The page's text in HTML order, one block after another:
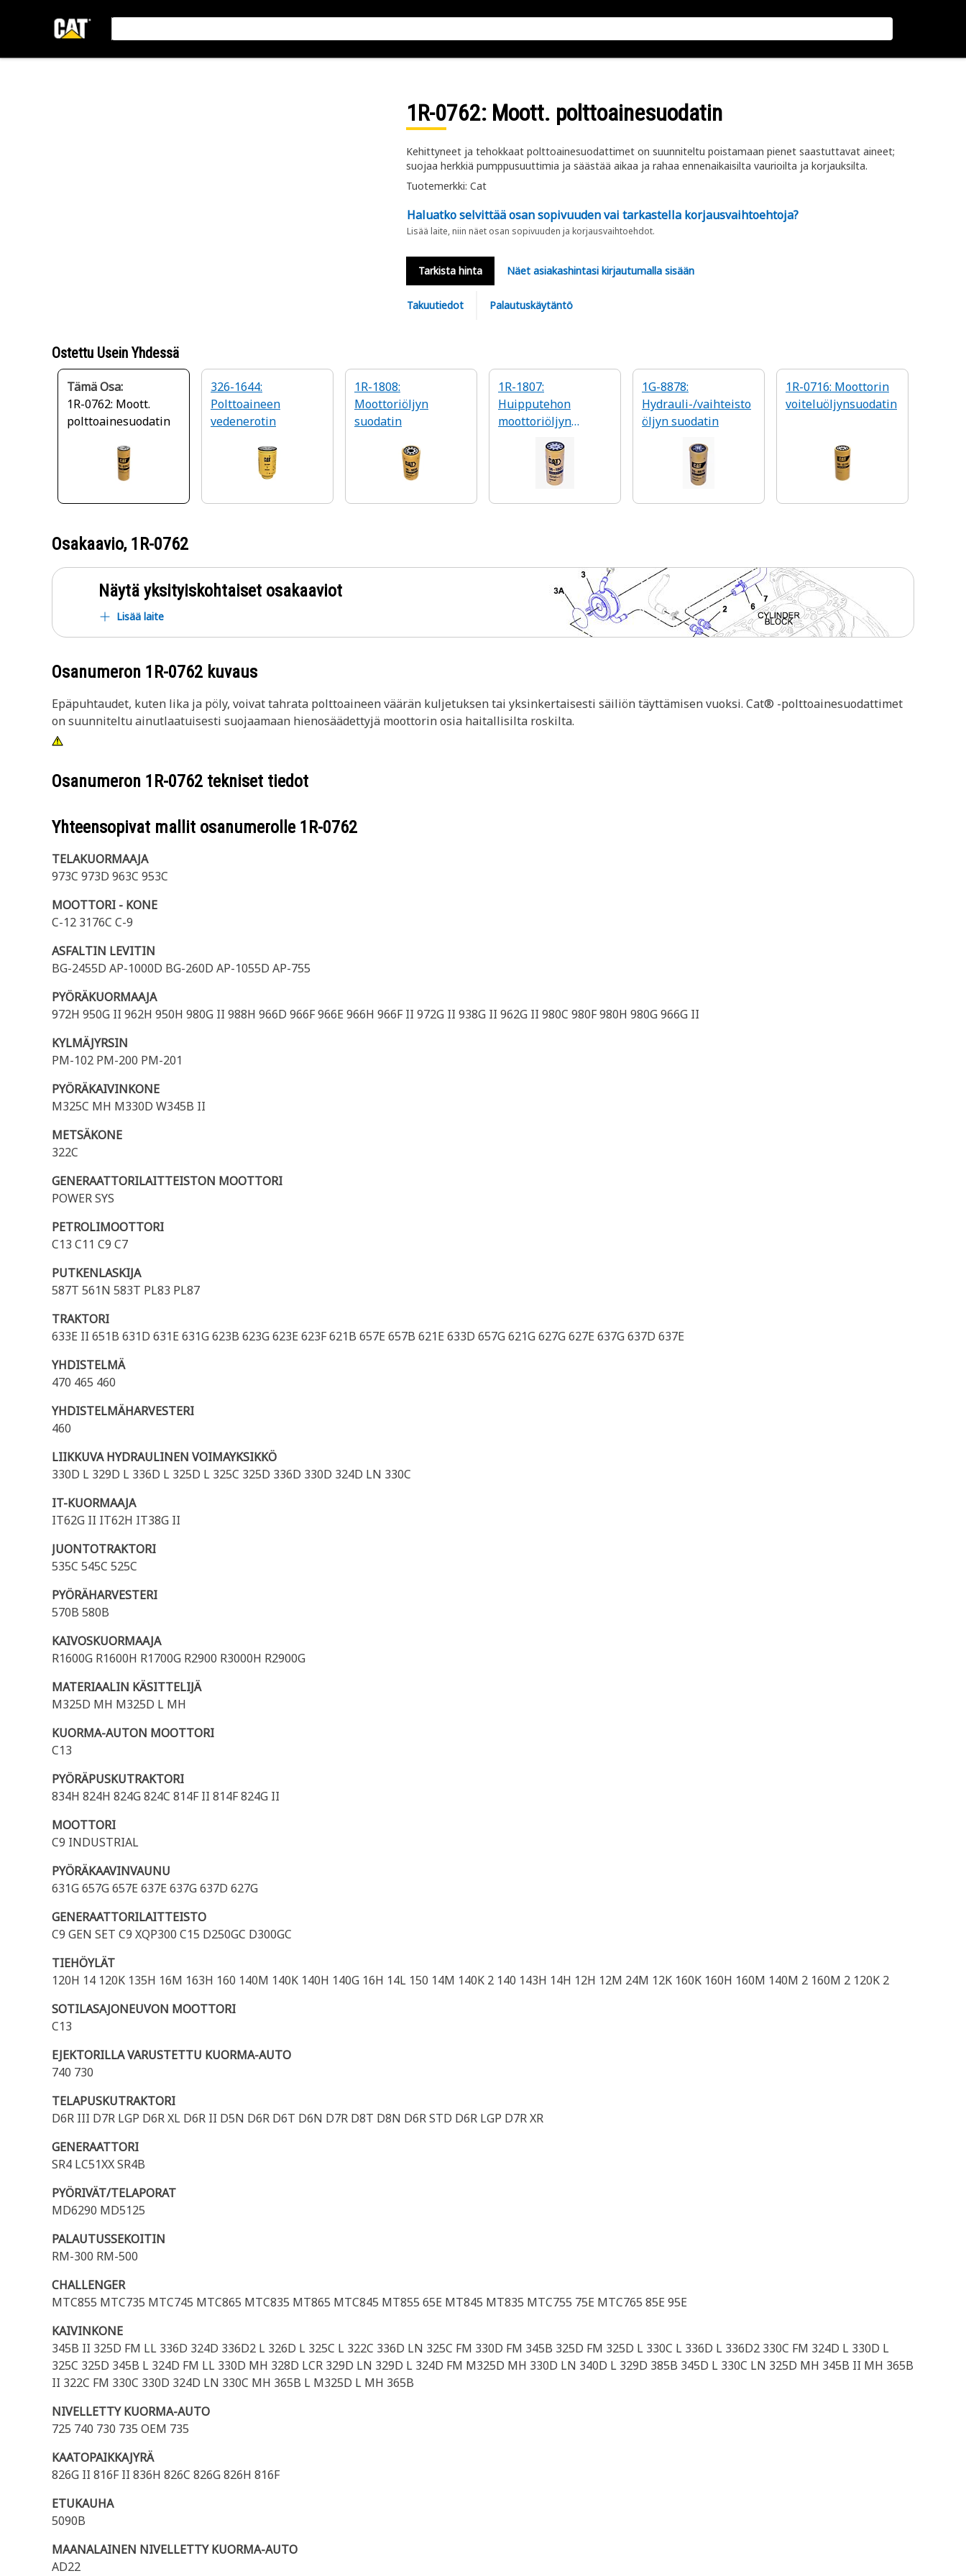
1R-0762: Moott. polttoainesuodatin
Kehittyneet ja tehokkaat polttoainesuodattimet on suunniteltu poistamaan pienet saastuttavat aineet;
suojaa herkkiä pumppusuuttimia ja säästää aikaa ja rahaa ennenaikaisilta vaurioilta ja korjauksilta.
Tuotemerkki: Cat
Haluatko selvittää osan sopivuuden vai tarkastella korjausvaihtoehtoja?
Lisää laite, niin näet osan sopivuuden ja korjausvaihtoehdot.
Tarkista hinta Näet asiakashintasi kirjautumalla sisään
Takuutiedot Palautuskäytäntö
Ostettu Usein Yhdessä
Tämä Osa:
1R-0762: Moott.
polttoainesuodatin
326-1644:
Polttoaineen
vedenerotin
1R-1808:
Moottoriöljyn
suodatin
1R-1807:
Huipputehon
moottoriöljyn
1G-8878:
Hydrauli-/vaihteisto
öljyn suodatin
1R-0716: Moottorin
voiteluöljynsuodatin
Osakaavio, 1R-0762
Näytä yksityiskohtaiset osakaaviot
Lisää laite
Osanumeron 1R-0762 kuvaus
Epäpuhtaudet, kuten lika ja pöly, voivat tahrata polttoaineen väärän kuljetuksen tai yksinkertaisesti säiliön täyttämisen vuoksi. Cat® -polttoainesuodattimet
on suunniteltu ainutlaatuisesti suojaamaan hienosäädettyjä moottorin osia haitallisilta roskilta.
Osanumeron 1R-0762 tekniset tiedot
Yhteensopivat mallit osanumerolle 1R-0762
TELAKUORMAAJA
973C 973D 963C 953C
MOOTTORI - KONE
C-12 3176C C-9
ASFALTIN LEVITIN
BG-2455D AP-1000D BG-260D AP-1055D AP-755
PYÖRÄKUORMAAJA
972H 950G II 962H 950H 980G II 988H 966D 966F 966E 966H 966F II 972G II 938G II 962G II 980C 980F 980H 980G 966G II
KYLMÄJYRSIN
PM-102 PM-200 PM-201
PYÖRÄKAIVINKONE
M325C MH M330D W345B II
METSÄKONE
322C
GENERAATTORILAITTEISTON MOOTTORI
POWER SYS
PETROLIMOOTTORI
C13 C11 C9 C7
PUTKENLASKIJA
587T 561N 583T PL83 PL87
TRAKTORI
633E II 651B 631D 631E 631G 623B 623G 623E 623F 621B 657E 657B 621E 633D 657G 621G 627G 627E 637G 637D 637E
YHDISTELMÄ
470 465 460
YHDISTELMÄHARVESTERI
460
LIIKKUVA HYDRAULINEN VOIMAYKSIKKÖ
330D L 329D L 336D L 325D L 325C 325D 336D 330D 324D LN 330C
IT-KUORMAAJA
IT62G II IT62H IT38G II
JUONTOTRAKTORI
535C 545C 525C
PYÖRÄHARVESTERI
570B 580B
KAIVOSKUORMAAJA
R1600G R1600H R1700G R2900 R3000H R2900G
MATERIAALIN KÄSITTELIJÄ
M325D MH M325D L MH
KUORMA-AUTON MOOTTORI
C13
PYÖRÄPUSKUTRAKTORI
834H 824H 824G 824C 814F II 814F 824G II
MOOTTORI
C9 INDUSTRIAL
PYÖRÄKAAVINVAUNU
631G 657G 657E 637E 637G 637D 627G
GENERAATTORILAITTEISTO
C9 GEN SET C9 XQP300 C15 D250GC D300GC
TIEHÖYLÄT
120H 14 120K 135H 16M 163H 160 140M 140K 140H 140G 16H 14L 150 14M 140K 2 140 143H 14H 12H 12M 24M 12K 160K 160H 160M 140M 2 160M 2 120K 2
SOTILASAJONEUVON MOOTTORI
C13
EJEKTORILLA VARUSTETTU KUORMA-AUTO
740 730
TELAPUSKUTRAKTORI
D6R III D7R LGP D6R XL D6R II D5N D6R D6T D6N D7R D8T D8N D6R STD D6R LGP D7R XR
GENERAATTORI
SR4 LC51XX SR4B
PYÖRIVÄT/TELAPORAT
MD6290 MD5125
PALAUTUSSEKOITIN
RM-300 RM-500
CHALLENGER
MTC855 MTC735 MTC745 MTC865 MTC835 MT865 MTC845 MT855 65E MT845 MT835 MTC755 75E MTC765 85E 95E
KAIVINKONE
345B II 325D FM LL 336D 324D 336D2 L 326D L 325C L 322C 336D LN 325C FM 330D FM 345B 325D FM 325D L 330C L 336D L 336D2 330C FM 324D L 330D L
325C 325D 345B L 324D FM LL 330D MH 328D LCR 329D LN 329D L 324D FM M325D MH 330D LN 340D L 329D 385B 345D L 330C LN 325D MH 345B II MH 365B
II 322C FM 330C 330D 324D LN 330C MH 365B L M325D L MH 365B
NIVELLETTY KUORMA-AUTO
725 740 730 735 OEM 735
KAATOPAIKKAJYRÄ
826G II 816F II 836H 826C 826G 826H 816F
ETUKAUHA
5090B
MAANALAINEN NIVELLETTY KUORMA-AUTO
AD22